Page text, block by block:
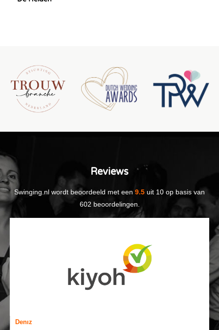
Reviews
Swinging.nl wordt beoordeeld met een 9.5 uit 10 op basis van
602 beoordelingen.
Willem Bekooy